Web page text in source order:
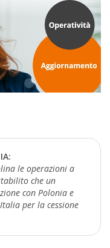
le operazioni a
che un
con Polonia e
per la cessione